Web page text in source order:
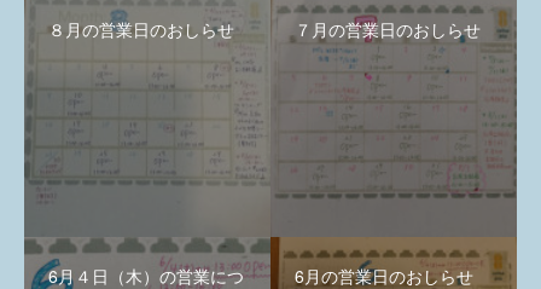
８月の営業日のおしらせ ７月の営業日のおしらせ
6月４日（木）の営業につ
6月の営業日のおしらせ